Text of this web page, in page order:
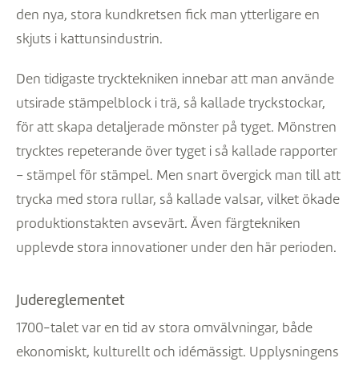
den nya, stora kundkretsen fick man ytterligare en
skjuts i kattunsindustrin.
Den tidigaste trycktekniken innebar att man använde
utsirade stämpelblock i trä, så kallade tryckstockar,
för att skapa detaljerade mönster på tyget. Mönstren
trycktes repeterande över tyget i så kallade rapporter
– stämpel för stämpel. Men snart övergick man till att
trycka med stora rullar, så kallade valsar, vilket ökade
produktionstakten avsevärt. Även färgtekniken
upplevde stora innovationer under den här perioden.
Judereglementet
1700-talet var en tid av stora omvälvningar, både
ekonomiskt, kulturellt och idémässigt. Upplysningens